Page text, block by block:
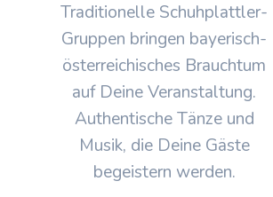
Traditionelle Schuhplattler-
Gruppen bringen bayerisch-
österreichisches Brauchtum
auf Deine Veranstaltung.
Authentische Tänze und
Musik, die Deine Gäste
begeistern werden.